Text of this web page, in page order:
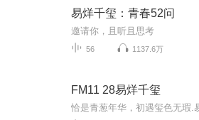
易烊千玺：青春52问
56 1137.6万
FM11 28易烊千玺